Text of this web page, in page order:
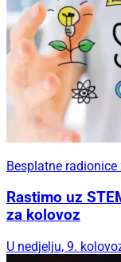
Besplatne radionice
Rastimo uz
za kolovoz
U nedjelju, 9.